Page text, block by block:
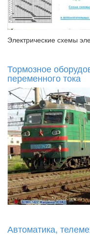
Электрические схемы
Тормозное
переменного тока
Автоматика,